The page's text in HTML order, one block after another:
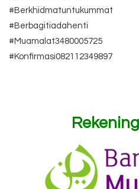
#Berkhidmatuntukummat
#Berbagitiadahenti
#Muamalat3480005725
#Konfirmasi082112349897